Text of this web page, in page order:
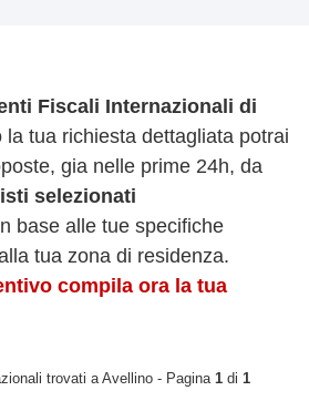
Fiscali Internazionali di
la tua richiesta dettagliata potrai
gia nelle prime 24h, da
selezionati
base alle tue specifiche
tua zona di residenza.
compila ora la tua
trovati a Avellino - Pagina 1 di 1